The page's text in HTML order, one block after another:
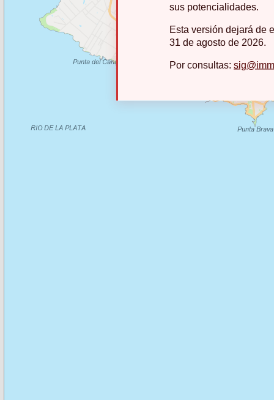
sus potencialidades.
Esta versión dejará de
31 de agosto de 2026.
Por consultas: